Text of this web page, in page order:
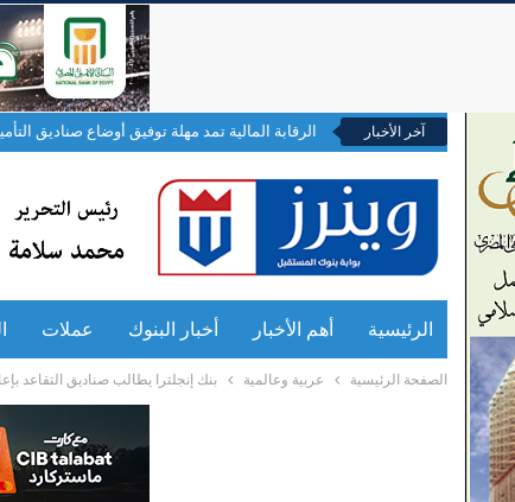
آخر الأخبار الرقابة المالية تمد مهلة توفيق أوضاع صناديق
الرئيسية أهم الأخبار أخبار البنوك عملات
الصفحة الرئيسية عربية وعالمية بنك إنجلترا يطالب صناديق التقاعد